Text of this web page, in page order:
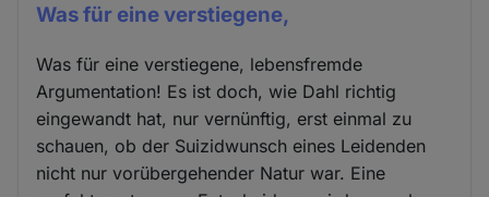
Was für eine verstiegene,
Was für eine verstiegene, lebensfremde
Argumentation! Es ist doch, wie Dahl richtig
eingewandt hat, nur vernünftig, erst einmal zu
schauen, ob der Suizidwunsch eines Leidenden
nicht nur vorübergehender Natur war. Eine